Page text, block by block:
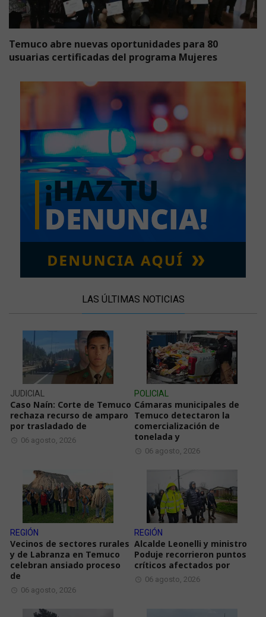
Temuco abre nuevas oportunidades para 80
usuarias certificadas del programa Mujeres
LAS ÚLTIMAS NOTICIAS
JUDICIAL
Caso Naín: Corte de Temuco
rechaza recurso de amparo
por trasladado de
06 agosto, 2026
POLICIAL
Cámaras municipales de
Temuco detectaron la
comercialización de
tonelada y
06 agosto, 2026
REGIÓN
Vecinos de sectores rurales
y de Labranza en Temuco
celebran ansiado proceso
de
06 agosto, 2026
REGIÓN
Alcalde Leonelli y ministro
Poduje recorrieron puntos
críticos afectados por
06 agosto, 2026